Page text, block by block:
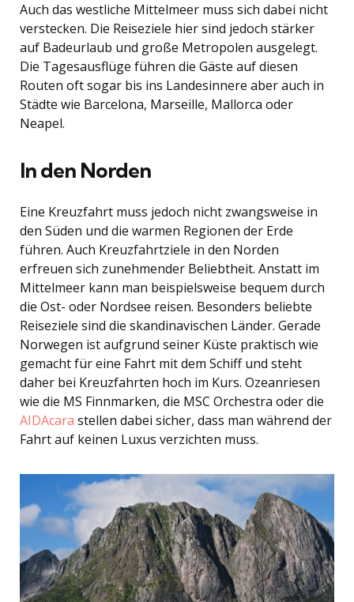
Auch das westliche Mittelmeer muss sich dabei nicht
verstecken. Die Reiseziele hier sind jedoch stärker
auf Badeurlaub und große Metropolen ausgelegt.
Die Tagesausflüge führen die Gäste auf diesen
Routen oft sogar bis ins Landesinnere aber auch in
Städte wie Barcelona, Marseille, Mallorca oder
Neapel.
In den Norden
Eine Kreuzfahrt muss jedoch nicht zwangsweise in
den Süden und die warmen Regionen der Erde
führen. Auch Kreuzfahrtziele in den Norden
erfreuen sich zunehmender Beliebtheit. Anstatt im
Mittelmeer kann man beispielsweise bequem durch
die Ost- oder Nordsee reisen. Besonders beliebte
Reiseziele sind die skandinavischen Länder. Gerade
Norwegen ist aufgrund seiner Küste praktisch wie
gemacht für eine Fahrt mit dem Schiff und steht
daher bei Kreuzfahrten hoch im Kurs. Ozeanriesen
wie die MS Finnmarken, die MSC Orchestra oder die
AIDAcara stellen dabei sicher, dass man während der
Fahrt auf keinen Luxus verzichten muss.